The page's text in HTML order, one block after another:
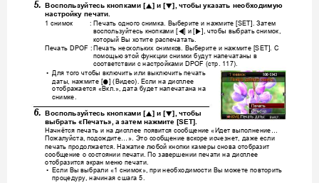
5. Воспользуйтесь кнопками [ 8 ] и 2 ], чтобы указать необходимую
настройку печати.
1 снимок : Печать одного снимка. Выберите и нажмите [SET]. Затем
воспользуйтесь кнопками 4 и [ 6 ], чтобы выбрать снимок,
который Вы хотите распечатать.
Печать DPOF : Печать нескольких снимков. Выберите и нажмите [SET]. С
помощью этой функции снимки будут напечатаны в
соответствии с настройками DPOF (стр. 117).
• Для того чтобы включить или выключить печать
даты нажмите 0 ] ( Видео). Если на дисплее
отображается «Вкл.», дата будет напечатана на
снимке.
6. Воспользуйтесь кнопками [8] и [2], чтобы
выбрать « Печать», а затем нажмите [S ET].
Начнётся печать и на дисплее появится сообщение « Идет выполнение …
Пожалуйста, подождите…». Это сообщение вскоре исчезнет, даже если
печать продолжается. Нажатие любой кнопки камеры снова отобразит
сообщение о состоянии печати. По завершении печати на дисплее
отобразится экран меню печати.
• Если Вы выбрали «1 снимок», при необходимости Вы можете повторить
процедуру, начиная сшага 5.